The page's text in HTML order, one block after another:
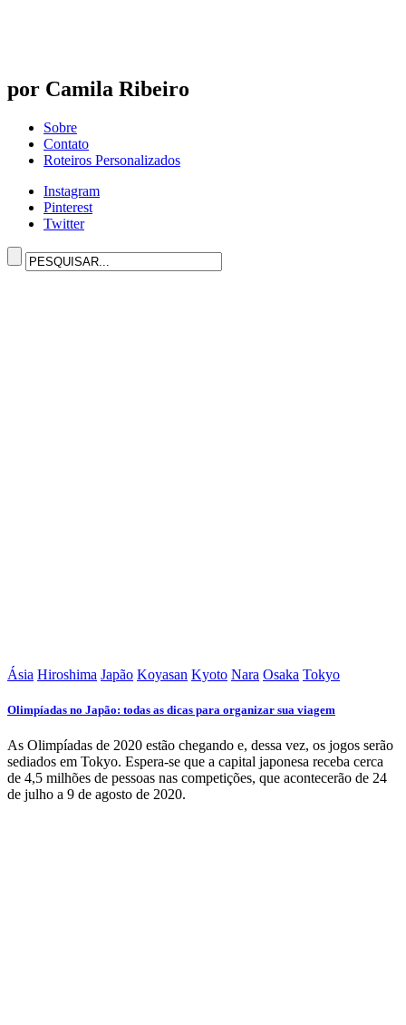
por Camila Ribeiro
Sobre
Contato
Roteiros Personalizados
Instagram
Pinterest
Twitter
Ásia Hiroshima Japão Koyasan Kyoto Nara Osaka Tokyo
Olimpíadas no Japão: todas as dicas para organizar sua viagem
As Olimpíadas de 2020 estão chegando e, dessa vez, os jogos serão
sediados em Tokyo. Espera-se que a capital japonesa receba cerca
de 4,5 milhões de pessoas nas competições, que acontecerão de 24
de julho a 9 de agosto de 2020.